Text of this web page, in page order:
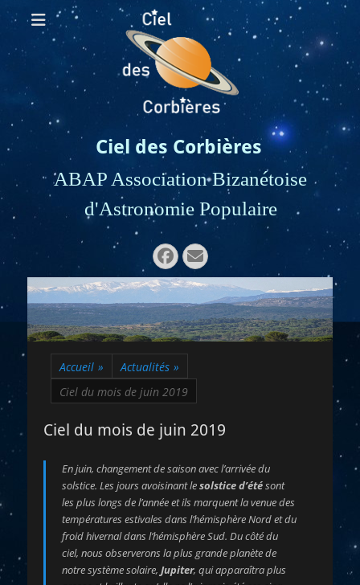
Ciel des Corbières
ABAP Association Bizanétoise
d'Astronomie Populaire
Facebook
E-
mail
Accueil » Actualités »
Ciel du mois de juin 2019
Ciel du mois de juin 2019
En juin, changement de saison avec l’arrivée du
solstice. Les jours avoisinant lesolstice d’étésont
les plus longs de l’année et ils marquent la venue des
températures estivales dans l’hémisphère Nord et du
froid hivernal dans l’hémisphère Sud. Du côté du
ciel, nous observerons la plus grande planète de
notre système solaire, Jupiter, qui apparaîtra plus